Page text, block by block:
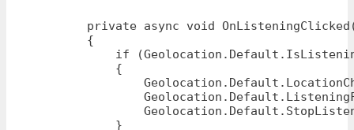
private async void
        {
if
            {
            }